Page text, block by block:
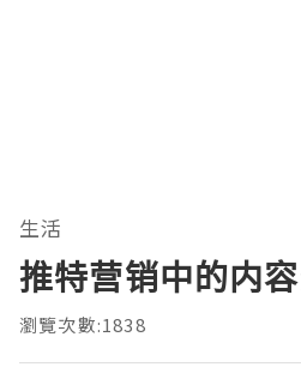
生活
推特营销中的内
瀏覽次數:1838